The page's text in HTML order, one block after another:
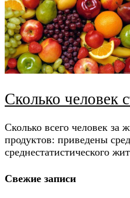
Сколько человек
Сколько всего человек за
продуктов: приведены
среднестатистического
Свежие записи